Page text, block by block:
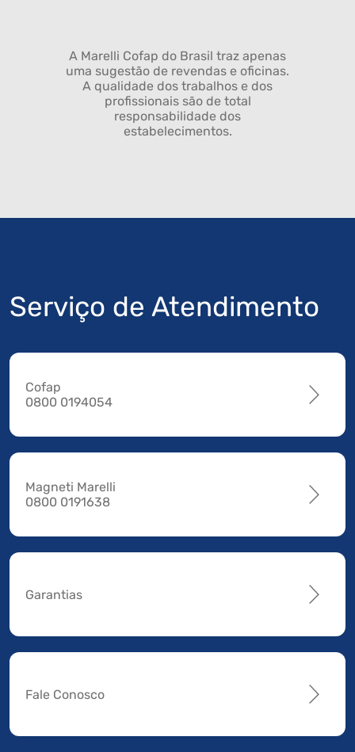
A Marelli Cofap do Brasil traz apenas
uma sugestão de revendas e oficinas.
A qualidade dos trabalhos e dos
profissionais são de total
responsabilidade dos
estabelecimentos.
Serviço de Atendimento
Cofap
0800 0194054
Magneti Marelli
0800 0191638
Garantias
Fale Conosco